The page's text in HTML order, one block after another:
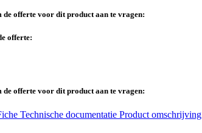
offerte voor dit product aan te vragen:
offerte:
offerte voor dit product aan te vragen:
Technische documentatie Product omschrijving